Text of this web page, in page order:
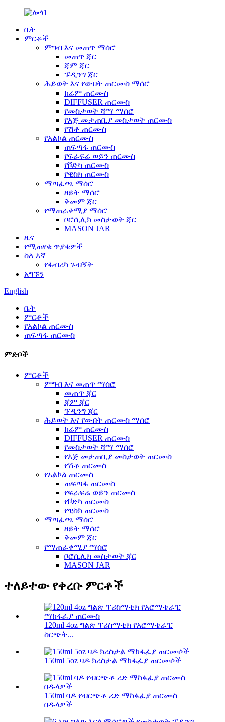
ቤት
ምርቶች
ምግብ እና መጠጥ ማሰሮ
መጠጥ ጃር
ጃም ጃር
ፑዲንግ ጃር
ሕይወት እና የውበት ጠርሙስ ማሰሮ
ክሬም ጠርሙስ
DIFFUSER ጠርሙስ
የመስታወት ሻማ ማሰሮ
የእጅ መታጠቢያ መስታወት ጠርሙስ
የሽቶ ጠርሙስ
የአልኮል ጠርሙስ
ጠፍጣፋ ጠርሙስ
የፍራፍሬ ወይን ጠርሙስ
የቮድካ ጠርሙስ
የዊስክ ጠርሙስ
ማጣፈጫ ማሰሮ
ዘይት ማሰሮ
ቅመም ጃር
የማጠራቀሚያ ማሰሮ
ቦሮሲሊክ መስታወት ጃር
MASON JAR
ዜና
የሚጠየቁ ጥያቄዎች
ስለ እኛ
የፋብሪካ ጉብኝት
አግኙን
English
ቤት
ምርቶች
የአልኮል ጠርሙስ
ጠፍጣፋ ጠርሙስ
ምድቦች
ምርቶች
ምግብ እና መጠጥ ማሰሮ
መጠጥ ጃር
ጃም ጃር
ፑዲንግ ጃር
ሕይወት እና የውበት ጠርሙስ ማሰሮ
ክሬም ጠርሙስ
DIFFUSER ጠርሙስ
የመስታወት ሻማ ማሰሮ
የእጅ መታጠቢያ መስታወት ጠርሙስ
የሽቶ ጠርሙስ
የአልኮል ጠርሙስ
ጠፍጣፋ ጠርሙስ
የፍራፍሬ ወይን ጠርሙስ
የቮድካ ጠርሙስ
የዊስክ ጠርሙስ
ማጣፈጫ ማሰሮ
ዘይት ማሰሮ
ቅመም ጃር
የማጠራቀሚያ ማሰሮ
ቦሮሲሊክ መስታወት ጃር
MASON JAR
ተለይተው የቀረቡ ምርቶች
120ml 4oz ግልጽ ፕሪስማቲክ የአሮማቴራፒ
ስርጭት...
150ml 5oz ባዶ ክሪስታል ማከፋፈያ ጠርሙሶች
150ml ባዶ የብርጭቆ ሪድ ማከፋፈያ ጠርሙስ
በዱላዎች